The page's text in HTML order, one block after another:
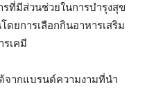
ที่มีส่วนช่วยในการบำรุงสุข
ดยการเลือกกินอาหารเสริม
เคมี
จากแบรนด์ความงามที่นำ